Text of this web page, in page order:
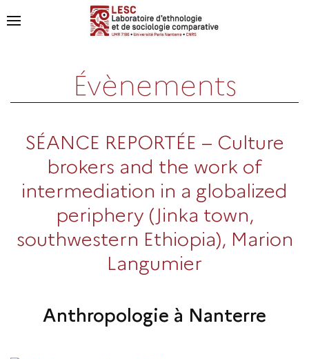
Évènements
SÉANCE REPORTÉE – Culture
brokers and the work of
intermediation in a globalized
periphery (Jinka town,
southwestern Ethiopia), Marion
Langumier
Anthropologie à Nanterre